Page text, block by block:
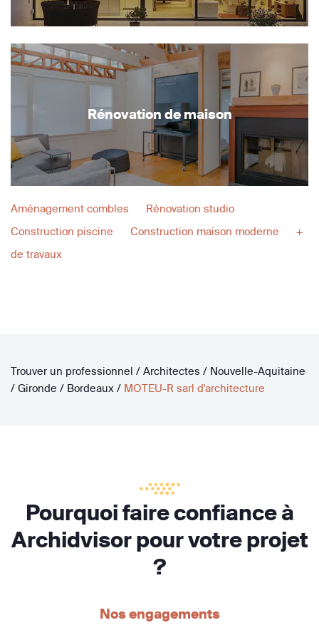
Rénovation de maison
Aménagement combles
Rénovation studio
Construction piscine
Construction maison moderne
+
de travaux
Trouver un professionnel / Architectes / Nouvelle-Aquitaine
/ Gironde / Bordeaux / MOTEU-R sarl d'architecture
Pourquoi faire confiance à
Archidvisor pour votre projet
?
Nos engagements